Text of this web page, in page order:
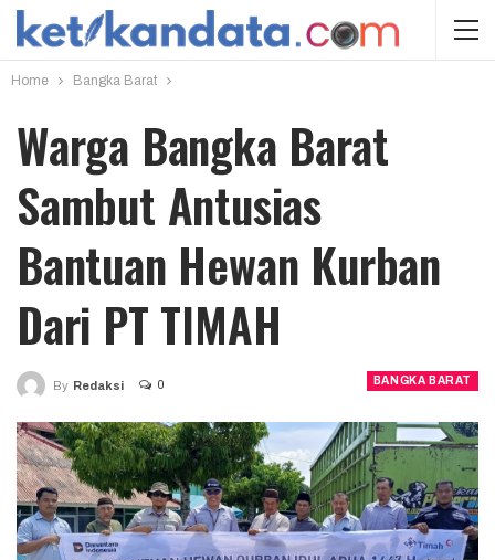
Home Bangka Barat
Warga Bangka Barat
Sambut Antusias
Bantuan Hewan Kurban
Dari PT TIMAH
BANGKA BARAT
By Redaksi 0